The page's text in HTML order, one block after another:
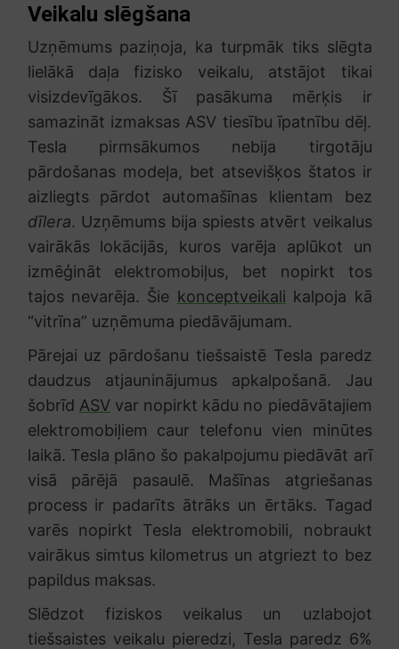
Veikalu slēgšana
Uzņēmums paziņoja, ka turpmāk tiks slēgta
lielākā daļa fizisko veikalu, atstājot tikai
visizdevīgākos. Šī pasākuma mērķis ir
samazināt izmaksas ASV tiesību īpatnību dēļ.
Tesla pirmsākumos nebija tirgotāju
pārdošanas modeļa, bet atsevišķos štatos ir
aizliegts pārdot automašīnas klientam bez
dīlera. Uzņēmums bija spiests atvērt veikalus
vairākās lokācijās, kuros varēja aplūkot un
izmēģināt elektromobiļus, bet nopirkt tos
tajos nevarēja. Šie konceptveikali kalpoja kā
“vitrīna” uzņēmuma piedāvājumam.
Pārejai uz pārdošanu tiešsaistē Tesla paredz
daudzus atjauninājumus apkalpošanā. Jau
šobrīd ASVvar nopirkt kādu no piedāvātajiem
elektromobiļiem caur telefonu vien minūtes
laikā. Tesla plāno šo pakalpojumu piedāvāt arī
visā pārējā pasaulē. Mašīnas atgriešanas
process ir padarīts ātrāks un ērtāks. Tagad
varēs nopirkt Tesla elektromobili, nobraukt
vairākus simtus kilometrus un atgriezt to bez
papildus maksas.
Slēdzot fiziskos veikalus un uzlabojot
tiešsaistes veikalu pieredzi, Tesla paredz 6%